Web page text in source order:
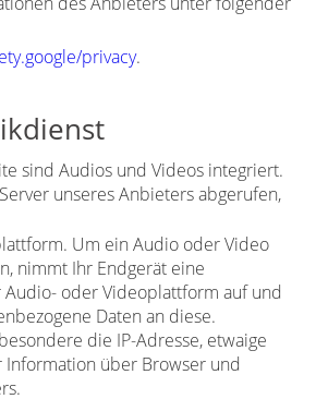
google/privacy.
sind Audios und Videos integriert.
unseres Anbieters abgerufen,
Um ein Audio oder Video
nimmt Ihr Endgerät eine
oder Videoplattform auf und
Daten an diese.
die IP-Adresse, etwaige
über Browser und